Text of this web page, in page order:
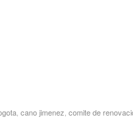
, cano jimenez, comite de